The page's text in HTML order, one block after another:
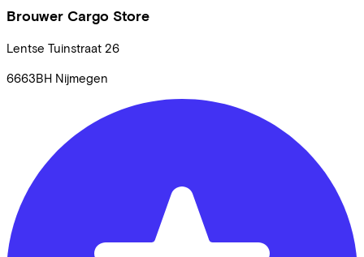
Brouwer Cargo Store
Lentse Tuinstraat 26
6663BH Nijmegen